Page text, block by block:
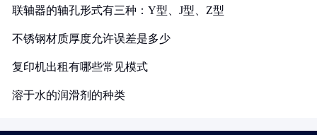
联轴器的轴孔形式有三种：Y型、J型、Z型
不锈钢材质厚度允许误差是多少
复印机出租有哪些常见模式
溶于水的润滑剂的种类